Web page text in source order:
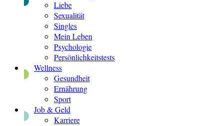
Liebe
Sexualität
Singles
Mein Leben
Psychologie
Persönlichkeitstests
Wellness
Gesundheit
Ernährung
Sport
Job & Geld
Karriere